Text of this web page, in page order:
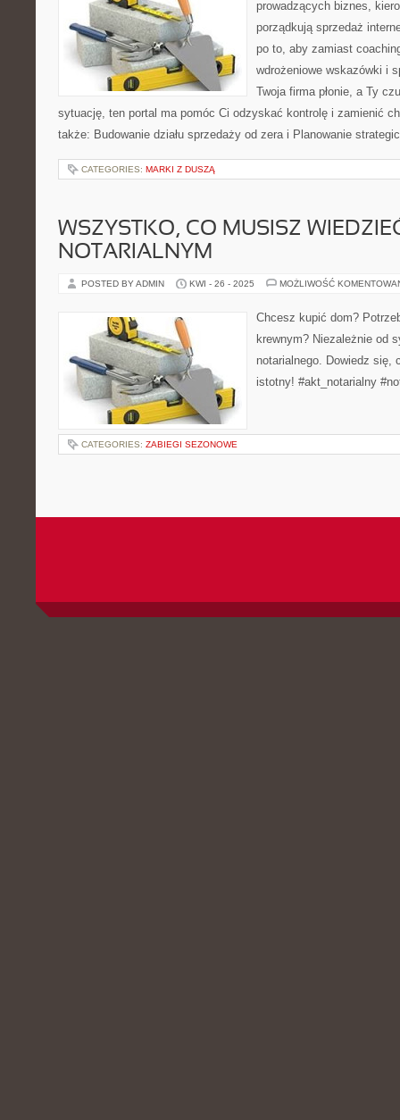
prowadzących biznes,
porządkują sprzedaż
po to, aby zamiast
wdrożeniowe wskazówki i
Twoja firma płonie, a Ty
sytuację, ten portal ma pomóc Ci odzyskać kontrolę i zamienić
także: Budowanie działu sprzedaży od zera i Planowanie
CATEGORIES: MARKI Z DUSZĄ
WSZYSTKO, CO MUSISZ
NOTARIALNYM
POSTED BY ADMIN KWI - 26 - 2025 MOŻLIWOŚĆ
Chcesz kupić dom?
krewnym? Niezależnie od
notarialnego. Dowiedz
istotny! #akt_notarialny
CATEGORIES: ZABIEGI SEZONOWE